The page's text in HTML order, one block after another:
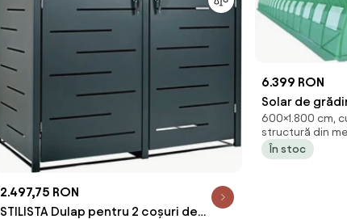
2.497,75 RON
STILISTA Dulap pentru 2 coșuri de
6.399 RON
Solar de
din oțel, țeavă
armată, 36
la UV,
600×1.800 cm,
structură din
În stoc